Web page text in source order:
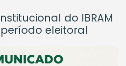
do IBRAM
eleitoral